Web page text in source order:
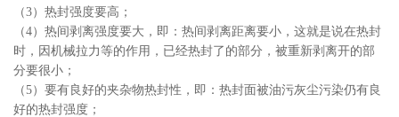
（3）热封强度要高；
（4）热间剥离强度要大，即：热间剥离距离要小，这就是说在热封
时，因机械拉力等的作用，已经热封了的部分，被重新剥离开的部
分要很小；
（5）要有良好的夹杂物热封性，即：热封面被油污灰尘污染仍有良
好的热封强度；